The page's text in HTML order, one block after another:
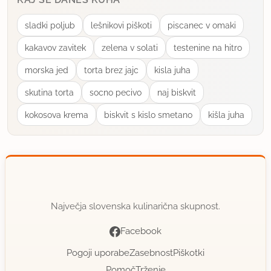
pa je malo drugačna in sprememba je prav
dobrodošla!
uporabno
jaša
1011 sporočil
vzamem vsakič, katerega pač imam- glavno, da se
raztopi. Hvala Riko. Ocena 5. Lp
sladki poljub lešnikovi piškoti piscanec v omaki
kakavov zavitek zelena v solati testenine na hitro
morska jed torta brez jajc kisla juha
skutina torta socno pecivo naj biskvit
kokosova krema biskvit s kislo smetano kišla juha
Največja slovenska kulinarična skupnost.
Facebook
Pogoji uporabeZasebnostPiškotki